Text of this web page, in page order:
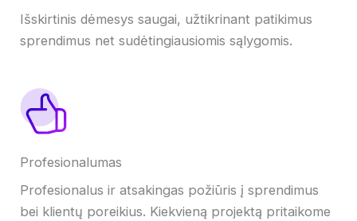
Išskirtinis dėmesys saugai, užtikrinant patikimus
sprendimus net sudėtingiausiomis sąlygomis.
Profesionalumas
Profesionalus ir atsakingas požiūris į sprendimus
bei klientų poreikius. Kiekvieną projektą pritaikome